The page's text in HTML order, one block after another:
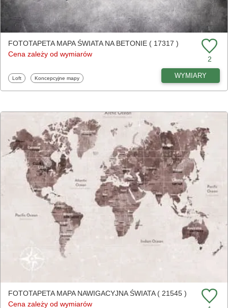
FOTOTAPETA MAPA ŚWIATA NA BETONIE ( 17317 )
Cena zależy od wymiarów
2
Fototapety
Loft Fototapety
Koncepcyjne mapy WYMIARY
FOTOTAPETA MAPA NAWIGACYJNA ŚWIATA ( 21545 )
Cena zależy od wymiarów